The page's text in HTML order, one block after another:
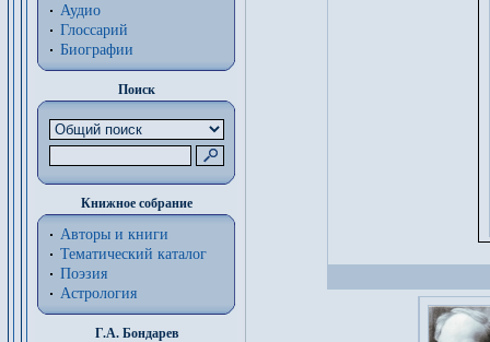
Аудио
Глоссарий
Биографии
Поиск
Книжное собрание
Авторы и книги
Тематический каталог
Поэзия
Астрология
Г.А. Бондарев